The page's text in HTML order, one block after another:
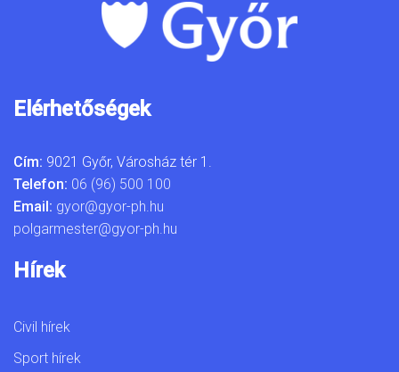
Elérhetőségek
Cím: 9021 Győr, Városház tér 1.
Telefon: 06 (96) 500 100
Email: gyor@gyor-ph.hu
polgarmester@gyor-ph.hu
Hírek
Civil hírek
Sport hírek